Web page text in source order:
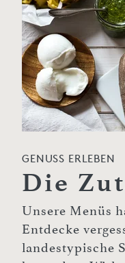
GENUSS ERLEBEN
Die
Unsere Menüs
Entdecke
landestypische